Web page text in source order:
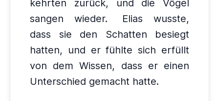
kehrten zurück, und die Vögel
sangen wieder.
Elias wusste,
dass sie den Schatten besiegt
hatten, und er fühlte sich erfüllt
von dem Wissen, dass er einen
Unterschied gemacht hatte.